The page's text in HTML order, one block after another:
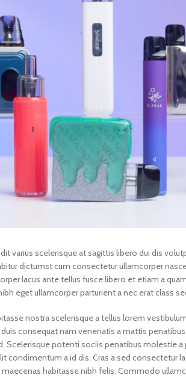
varius scelerisque at sagittis libero dui dis
dictumst cum consectetur ullamcorper
lacus ante tellus fusce libero et etiam a
eget ullamcorper parturient a nec erat class
nostra scelerisque a tellus lorem
consequat nam venenatis a mattis
Scelerisque potenti sociis penatibus molestie
condimentum a id dis. Cras a sed consectetur
habitasse nibh felis. Commodo